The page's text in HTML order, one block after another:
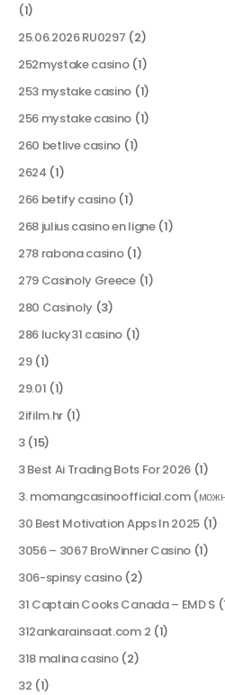
(1)
25.06.2026 RU0297 (2)
252mystake casino(1)
253 mystake casino (1)
256 mystake casino (1)
260 betlive casino (1)
2624 (1)
266 betify casino(1)
268 julius casino en ligne(1)
278 rabona casino(1)
279 Casinoly Greece(1)
280 Casinoly (3)
286 lucky31 casino (1)
29(1)
29.01 (1)
2ifilm.hr (1)
3(15)
3 Best Ai Trading Bots For 2026(1)
3. momangcasinoofficial.com
30 Best Motivation Apps In 2025(1)
3056 – 3067 BroWinner Casino(1)
306-spinsy casino(2)
31 Captain Cooks Canada – EMD S
312ankarainsaat.com 2 (1)
318 malina casino(2)
32 (1)